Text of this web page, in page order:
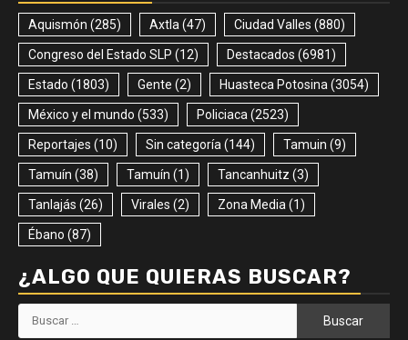
Aquismón (285) Axtla (47) Ciudad Valles (880)
Congreso del Estado SLP (12) Destacados (6981)
Estado (1803) Gente (2) Huasteca Potosina (3054)
México y el mundo (533) Policiaca (2523)
Reportajes (10) Sin categoría (144) Tamuin (9)
Tamuín (38) Tamuín (1) Tancanhuitz (3)
Tanlajás (26) Virales (2) Zona Media (1)
Ébano (87)
¿ALGO QUE QUIERAS BUSCAR?
Buscar: